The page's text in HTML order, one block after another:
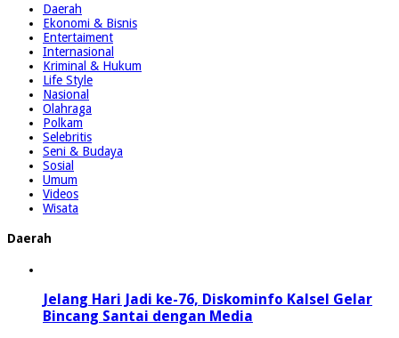
Daerah
Ekonomi & Bisnis
Entertaiment
Internasional
Kriminal & Hukum
Life Style
Nasional
Olahraga
Polkam
Selebritis
Seni & Budaya
Sosial
Umum
Videos
Wisata
Daerah
Jelang Hari Jadi ke-76, Diskominfo Kalsel Gelar
Bincang Santai dengan Media